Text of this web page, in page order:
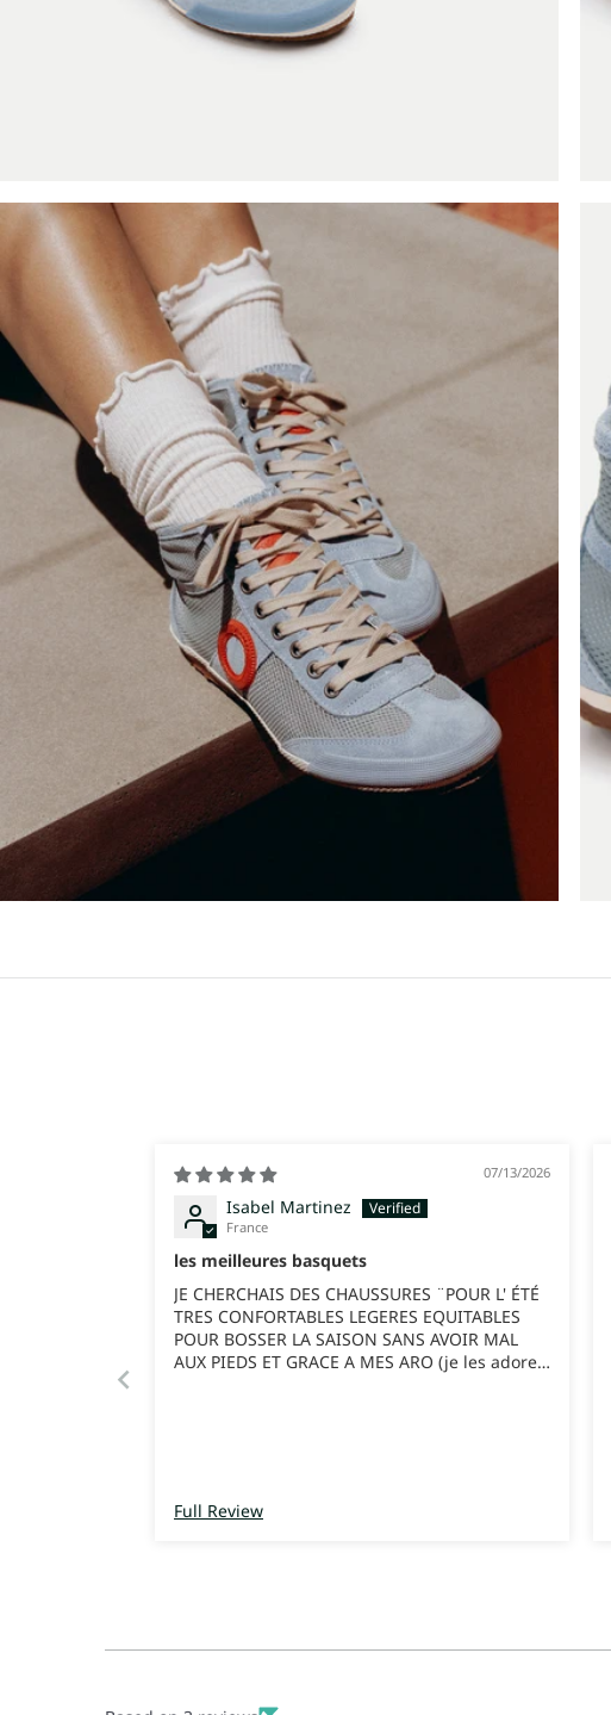
07/13/2026
Isabel Martinez
France
les meilleures basquets
JE CHERCHAIS DES CHAUSSURES ¨POUR L' ÉTÉ
TRES CONFORTABLES LEGERES EQUITABLES
POUR BOSSER LA SAISON SANS AVOIR MAL
AUX PIEDS ET GRACE A MES ARO (je les adore)
Full Review